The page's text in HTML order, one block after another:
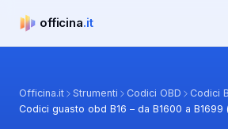
officina.it
officina.it
Officina.it Strumenti Codici OBD
Codici B
Codici guasto obd B16 – da B1600 a